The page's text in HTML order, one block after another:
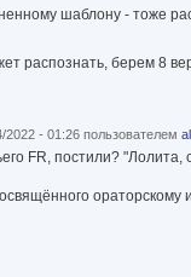
шаблону - тоже
распознать, берем 8
2022 - 01:26 пользователем
FR, постили? "Лолита,
ораторскому